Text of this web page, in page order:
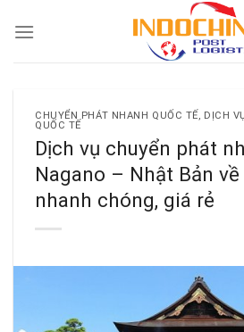
CHUYỂN PHÁT NHANH QUỐC TẾ, DỊCH
QUỐC TẾ
Dịch vụ chuyển phát
Nagano – Nhật Bản về
nhanh chóng, giá rẻ